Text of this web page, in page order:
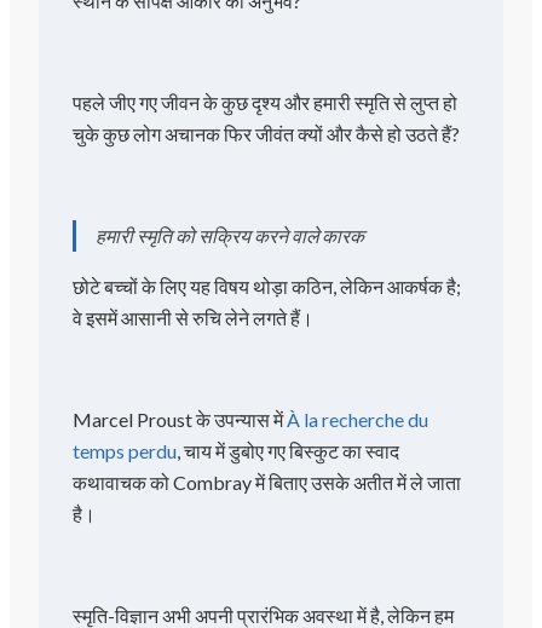
पहले जीए गए जीवन के कुछ दृश्य और हमारी स्मृति से लुप्त हो
चुके कुछ लोग अचानक फिर जीवंत क्यों और कैसे हो उठते हैं?
हमारी स्मृति को सक्रिय करने वाले कारक
छोटे बच्चों के लिए यह विषय थोड़ा कठिन, लेकिन आकर्षक है;
वे इसमें आसानी से रुचि लेने लगते हैं।
Marcel Proust के उपन्यास मेंÀ la recherche du
temps perdu, चाय में डुबोए गए बिस्कुट का स्वाद
कथावाचक को Combray में बिताए उसके अतीत में ले जाता
है।
स्मृति-विज्ञान अभी अपनी प्रारंभिक अवस्था में है, लेकिन हम